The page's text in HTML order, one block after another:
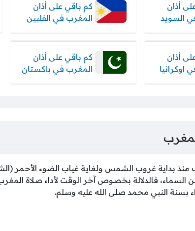
أذان
السويد
كم باقي على أذان
المغرب في الفلبين
أذان
اوكرانيا
كم باقي على أذان
المغرب في باكستان
بداية غروب الشمس ولغاية غياب الضوء الأحمر
فالدلالة بخصوص آخر الوقت لأداء صلاة
بسنة النبي محمد صلى الله عليه وسلم.